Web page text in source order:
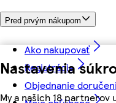
Nastavenia
My a našich 18 partnerov
Pred prvým nákupom
Ako nakupovať
Registrácia
Objednanie